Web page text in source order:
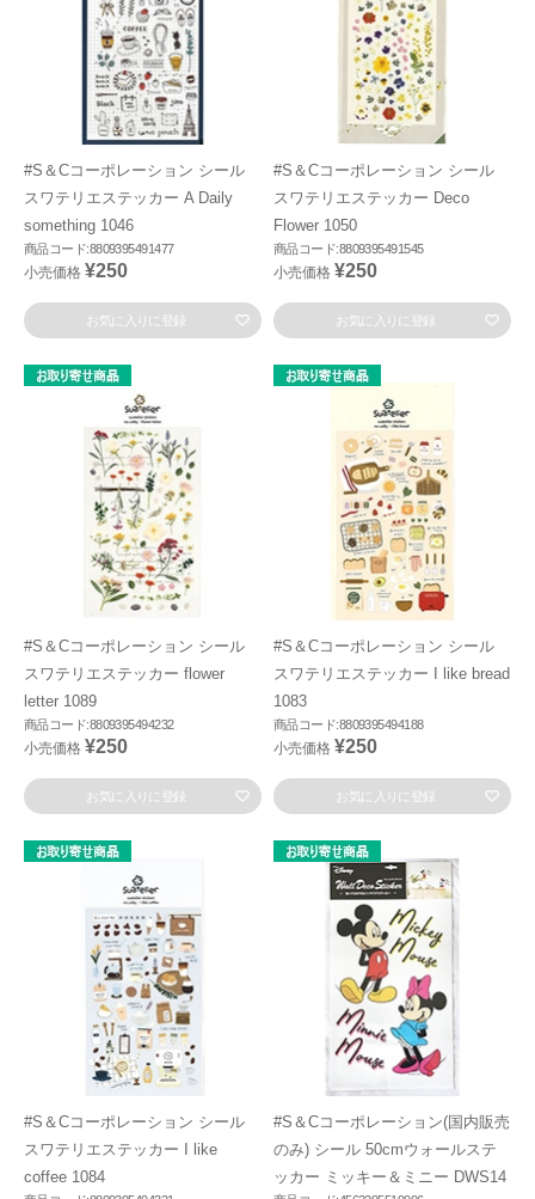
#S＆Cコーポレーション シール
スワテリエステッカー A Daily
something 1046
商品コード:8809395491477
小売価格 ¥250
お気に入りに登録
#S＆Cコーポレーション シール
スワテリエステッカー Deco
Flower 1050
商品コード:8809395491545
小売価格 ¥250
お気に入りに登録
#S＆Cコーポレーション シール
スワテリエステッカー flower
letter 1089
商品コード:8809395494232
小売価格 ¥250
お気に入りに登録
#S＆Cコーポレーション シール
スワテリエステッカー I like bread
1083
商品コード:8809395494188
小売価格 ¥250
お気に入りに登録
#S＆Cコーポレーション シール
スワテリエステッカー I like
coffee 1084
#S＆Cコーポレーション(国内販売
のみ) シール 50cmウォールステ
ッカー ミッキー＆ミニー DWS14